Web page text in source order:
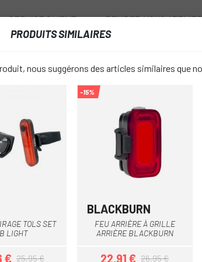
SERVICE CLIENT RENDEZ-VOUS
CL05
favorite_border
FEU
24,95 €
TAILLE: Unique
PRODUITS SIMILAIRES
nous suggérons des articles similaires que
TOLS SET
LIGHT
€ 25,95 €
Noir
-15%
BLACKBURN
FEU ARRIÈRE À GRILLE
ARRIÈRE BLACKBURN
22,91 € 26,95 €